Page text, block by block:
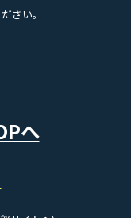
さい。
へ